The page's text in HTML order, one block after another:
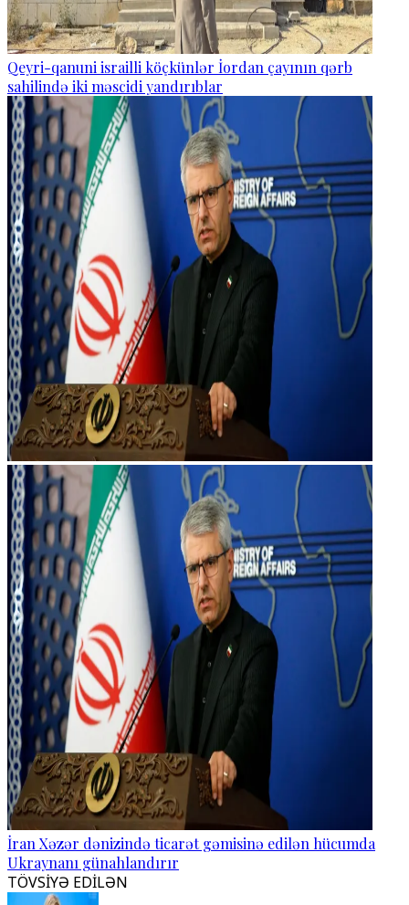
Qeyri-qanuni israilli köçkünlər İordan çayının qərb
sahilində iki məscidi yandırıblar
İran Xəzər dənizində ticarət gəmisinə edilən hücumda
Ukraynanı günahlandırır
TÖVSİYƏ EDİLƏN